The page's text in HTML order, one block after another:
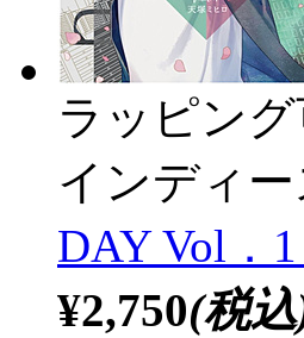
ラッピン
インディ
DAY Vol．
¥2,750(税